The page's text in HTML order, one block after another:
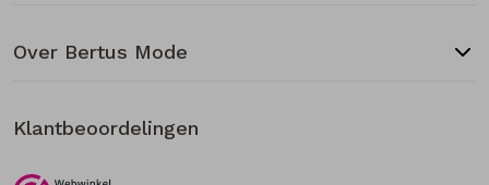
Over Bertus Mode
Klantbeoordelingen